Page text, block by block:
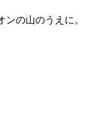
の山のうえに。